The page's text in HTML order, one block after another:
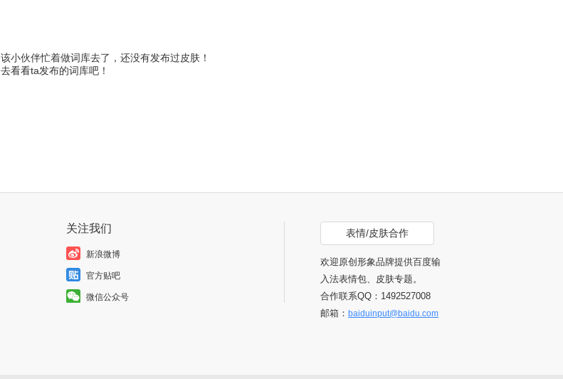
该小伙伴忙着做词库去了，还没有发布过皮肤！
去看看ta发布的词库吧！
关注我们
新浪微博
官方贴吧
微信公众号
表情/皮肤合作
欢迎原创形象品牌提供百度输
入法表情包、皮肤专题。
合作联系QQ：1492527008
邮箱： baiduinput@baidu.com